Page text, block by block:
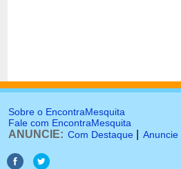
Sobre o EncontraMesquita
Fale com EncontraMesquita
ANUNCIE: Com Destaque Anuncie